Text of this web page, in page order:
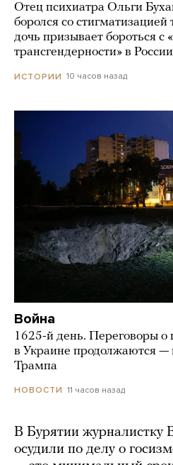
Отец психиатра Ольги
боролся со
дочь призывает бороться с
трансгендерности» в России
ИСТОРИИ 10 часов назад
Война
1625-й день. Переговоры о
в Украине продолжаются —
Трампа
НОВОСТИ 11 часов назад
В Бурятии журналистку
осудили по делу о